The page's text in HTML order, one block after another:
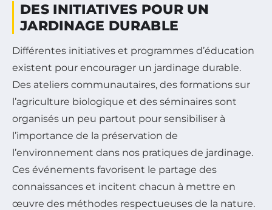
DES INITIATIVES POUR UN
JARDINAGE DURABLE
Différentes initiatives et programmes d’éducation
existent pour encourager un jardinage durable.
Des ateliers communautaires, des formations sur
l’agriculture biologique et des séminaires sont
organisés un peu partout pour sensibiliser à
l’importance de la préservation de
l’environnement dans nos pratiques de jardinage.
Ces événements favorisent le partage des
connaissances et incitent chacun à mettre en
œuvre des méthodes respectueuses de la nature.